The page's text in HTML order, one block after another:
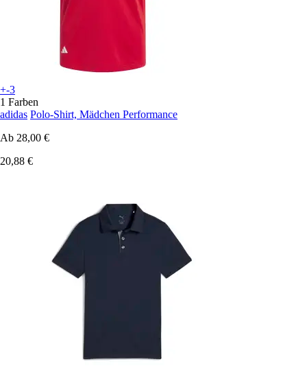
+-3
1 Farben
adidas Polo-Shirt, Mädchen Performance
Ab 28,00 €
20,88 €